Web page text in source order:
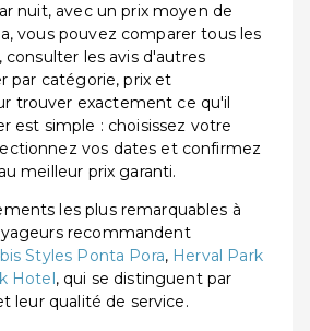
nuit, avec un prix moyen de
vous pouvez comparer tous les
consulter les avis d'autres
par catégorie, prix et
trouver exactement ce qu'il
est simple : choisissez votre
vos dates et confirmez
meilleur prix garanti.
les plus remarquables à
recommandent
Styles Ponta Pora, Herval Park
Hotel, qui se distinguent par
leur qualité de service.